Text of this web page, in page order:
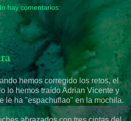
hay comentarios:
hemos corregido los retos, el
lo hemos traído Adrian Vicente y
le ha "espachuflao" en la mochila.